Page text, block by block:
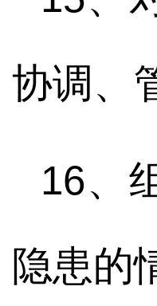
协调、
16、
隐患的